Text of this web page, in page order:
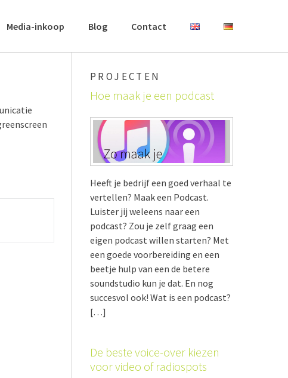
Media-inkoop Blog Contact
PROJECTEN
Hoe maak je een podcast
Heeft je bedrijf een goed verhaal te
vertellen? Maak een Podcast.
Luister jij weleens naar een
podcast? Zou je zelf graag een
eigen podcast willen starten? Met
een goede voorbereiding en een
beetje hulp van een de betere
soundstudio kun je dat. En nog
succesvol ook! Wat is een podcast?
[…]
De beste voice-over kiezen
voor video of radiospots